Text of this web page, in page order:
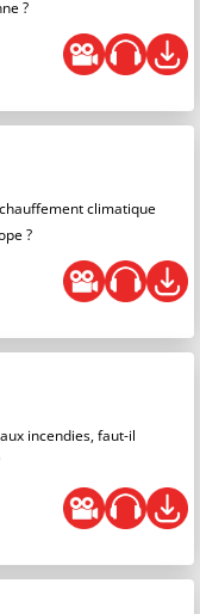
?
climatique
?
incendies, faut-il